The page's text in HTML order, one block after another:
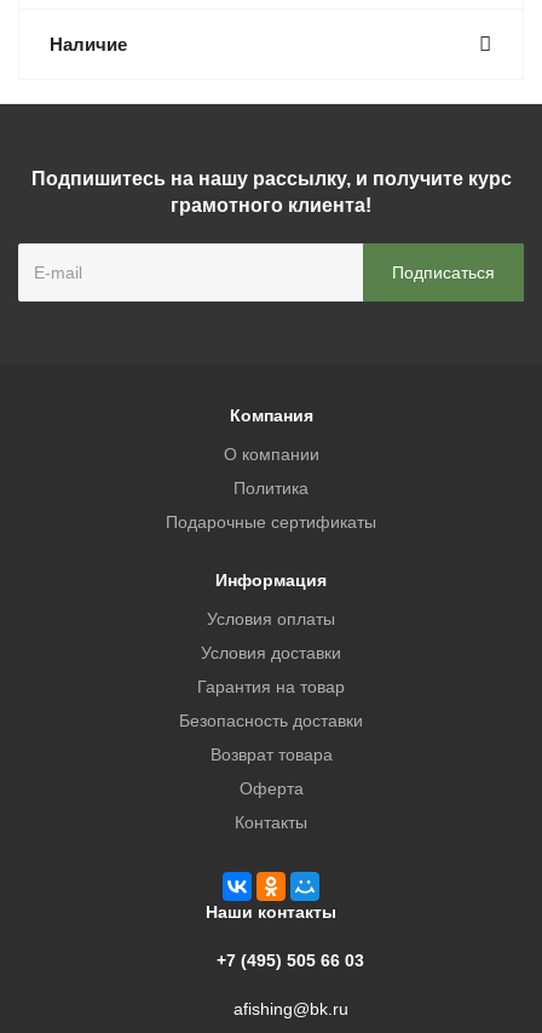
Наличие
Подпишитесь на нашу рассылку, и получите курс
грамотного клиента!
Компания
О компании
Политика
Подарочные сертификаты
Информация
Условия оплаты
Условия доставки
Гарантия на товар
Безопасность доставки
Возврат товара
Оферта
Контакты
Наши контакты
+7 (495) 505 66 03
afishing@bk.ru